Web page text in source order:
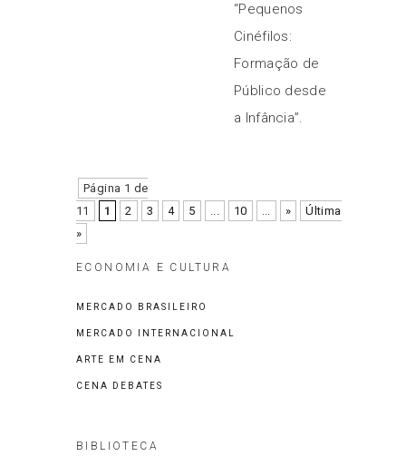
“Pequenos
Cinéfilos:
Formação de
Público desde
a Infância”.
Página 1 de
11
1 2 3 4 5 ... 10 ... »
Última
»
ECONOMIA E CULTURA
MERCADO BRASILEIRO
MERCADO INTERNACIONAL
ARTE EM CENA
CENA DEBATES
BIBLIOTECA